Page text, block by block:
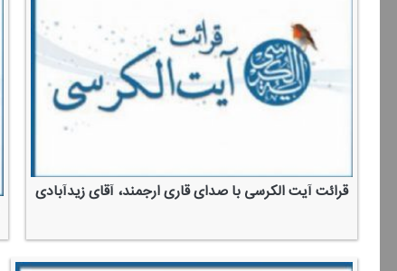
قرائت آیت الكرسی با صدای قاری ارجمند، آقای زیدآبادی